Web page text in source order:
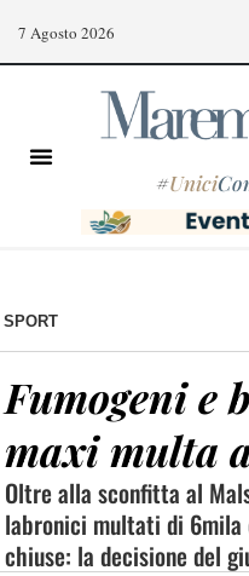
7 Agosto 2026
#Unici
SPORT
Fumogeni e
maxi multa
Oltre alla sconfitta al
labronici multati di 6mila
chiuse: la decisione del